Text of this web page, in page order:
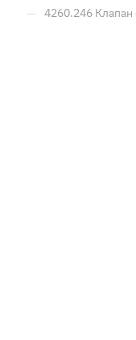
— 4260.246 Клапан